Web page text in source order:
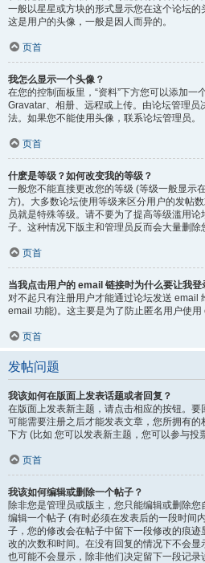
一般以星星或方块的形式显示您在这个论坛的
这是用户的头像，一般是因人而异的。
页首
我怎么显示一个头像？
在您的控制面板里，“资料”下方您可以添加一
Gravatar、相册、远程或上传。由论坛管理
法。如果您不能使用头像，联系论坛管理员。
页首
什麽是等级？如何改变我的等级？
一般您不能直接更改您的等级 (等级一般显示
方)。大多数论坛使用等级来区分用户的发帖
员就是特殊等级。请不要为了提高等级滥用
子。这种情况下版主和管理员反而会大量删除
页首
当我点击用户的 email 链接时为什么要让我登
对不起只有注册用户才能通过论坛发送 email
email 功能)。这主要是为了防止匿名用户使用
页首
发帖问题
我该如何在版面上发表话题或者回复？
在版面上发表新主题，请点击相应的按钮。
可能需要注册之后才能发表文章，您所拥有
下方 (比如 您可以发表新主题，您可以参与投
页首
我该如何编辑或删除一个帖子？
除非您是管理员或版主，您只能编辑或删除您
编辑一个帖子 (有时必须在发表后的一段时间
子，您的修改会在帖子中留下一段修改的痕
改的次数和时间。在没有回复的情况下不会
也可能不会显示，除非他们决定留下一段记